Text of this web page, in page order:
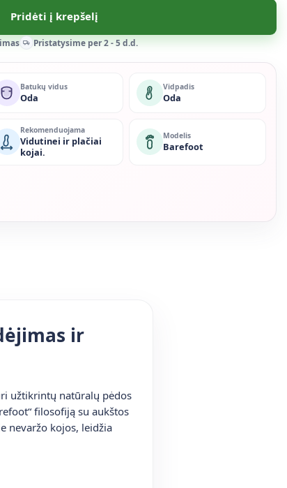
Pridėti į krepšelį
Pristatysime per 2 - 5 d.d.
Batukų vidus
Oda
Vidpadis
Oda
Rekomenduojama
Vidutinei ir plačiai
kojai.
Modelis
Barefoot
ir
užtikrintų natūralų pėdos
filosofiją su aukštos
nevaržo kojos, leidžia